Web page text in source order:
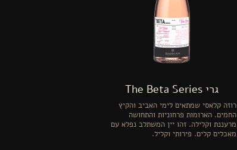
גרי The Beta Series
רוזה קלאסי שמתאים לימי האביב והקיץ
החמים. הארומות פרחוניות והתחושה
מרעננת וקלילה. זהו יין המשתלב נפלא עם
מאכלים קלים. פירותי וקליל.